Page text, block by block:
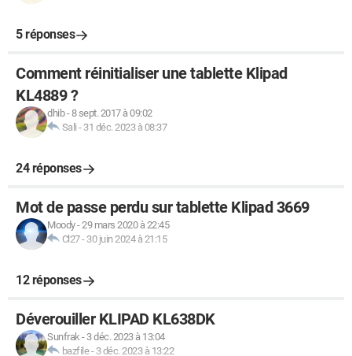
5 réponses
Comment réinitialiser une tablette Klipad
KL4889 ?
dhib-8 sept. 2017 à 09:02
Sali - 31 déc. 2023 à 08:37
24 réponses
Mot de passe perdu sur tablette Klipad 3669
Moody-29 mars 2020 à 22:45
Cl27- 30 juin 2024 à 21:15
12 réponses
Déverouiller KLIPAD KL638DK
Sunfrak - 3 déc. 2023 à 13:04
bazfile- 3 déc. 2023 à 13:22